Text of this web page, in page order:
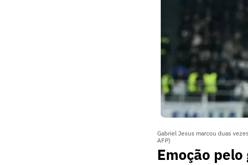
Gabriel Jesus marcou duas
AFP)
Emoção pelo